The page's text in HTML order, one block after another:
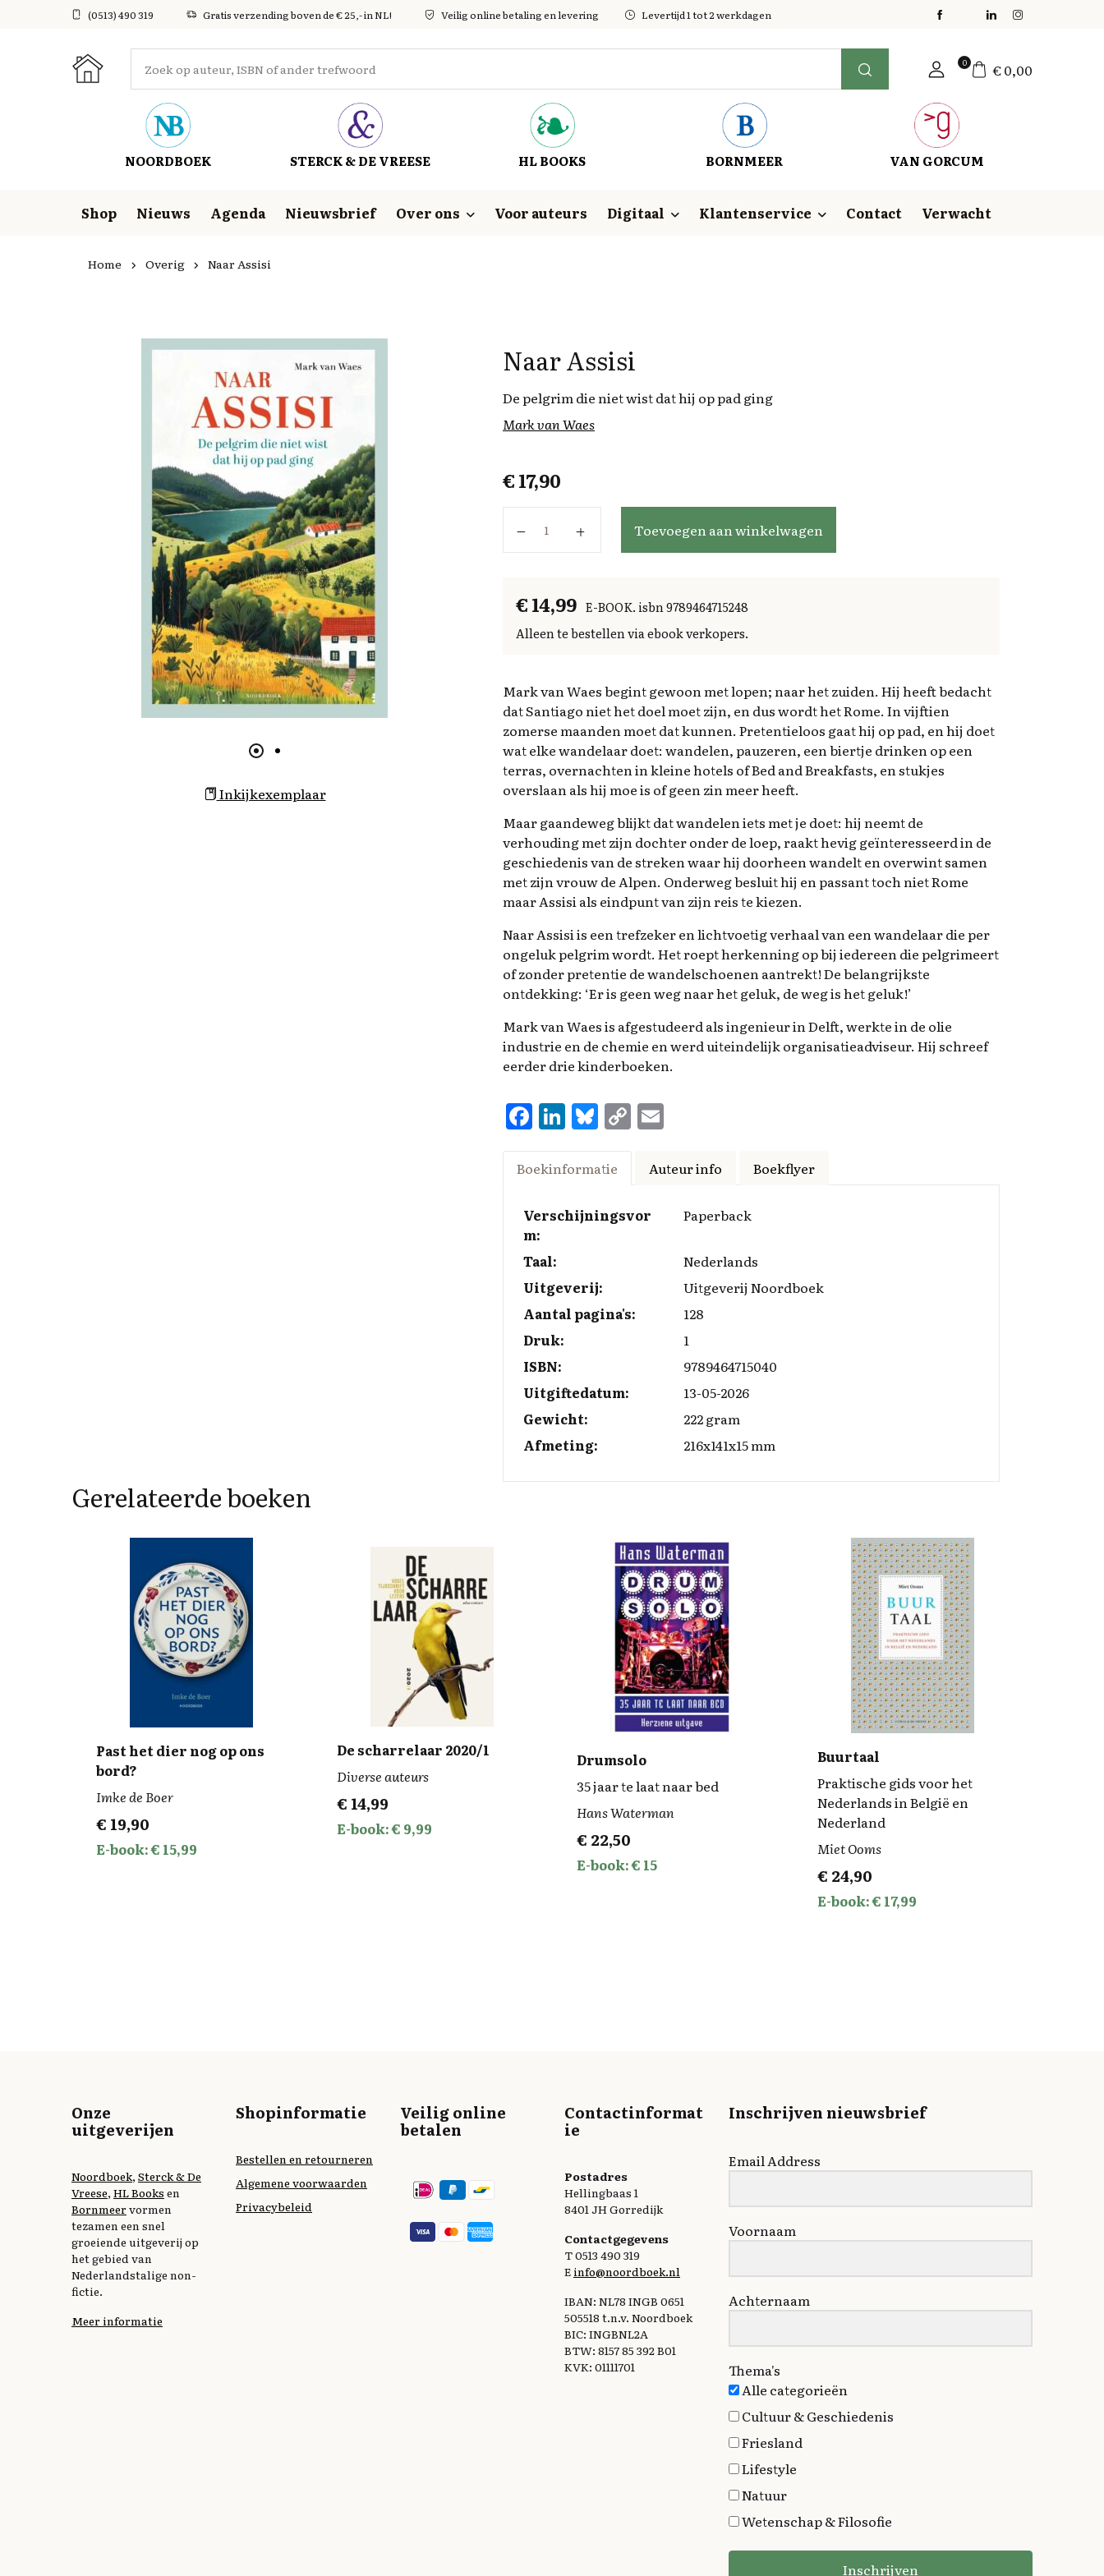
(0513) 490 319 Gratis verzending boven de € 25,- in NL! Veilig online betaling en levering Levertijd 1 tot 2 werkdagen
0 €0,00
NOORDBOEK STERCK & DE VREESE HL BOOKS BORNMEER VAN GORCUM
Shop Nieuws Agenda Nieuwsbrief Over ons Voor auteurs Digitaal Klantenservice Contact Verwacht
Home Overig Naar Assisi
Inkijkexemplaar
Naar Assisi
De pelgrim die niet wist dat hij op pad ging
Mark van Waes
€17,90
Toevoegen aan winkelwagen
€ 14,99 E-BOOK. isbn 9789464715248
Alleen te bestellen via ebook verkopers.
Mark van Waes begint gewoon met lopen; naar het zuiden. Hij heeft bedacht
dat Santiago niet het doel moet zijn, en dus wordt het Rome. In vijftien
zomerse maanden moet dat kunnen. Pretentieloos gaat hij op pad, en hij doet
wat elke wandelaar doet: wandelen, pauzeren, een biertje drinken op een
terras, overnachten in kleine hotels of Bed and Breakfasts, en stukjes
overslaan als hij moe is of geen zin meer heeft.
Maar gaandeweg blijkt dat wandelen iets met je doet: hij neemt de
verhouding met zijn dochter onder de loep, raakt hevig geïnteresseerd in de
geschiedenis van de streken waar hij doorheen wandelt en overwint samen
met zijn vrouw de Alpen. Onderweg besluit hij en passant toch niet Rome
maar Assisi als eindpunt van zijn reis te kiezen.
Naar Assisi is een trefzeker en lichtvoetig verhaal van een wandelaar die per
ongeluk pelgrim wordt. Het roept herkenning op bij iedereen die pelgrimeert
of zonder pretentie de wandelschoenen aantrekt! De belangrijkste
ontdekking: ‘Er is geen weg naar het geluk, de weg is het geluk!’
Mark van Waes is afgestudeerd als ingenieur in Delft, werkte in de olie
industrie en de chemie en werd uiteindelijk organisatieadviseur. Hij schreef
eerder drie kinderboeken.
F
a
ce
o
o
k
Li
n
k
d
Bl
u
es
y
C
o
y
Li
ai
Boekinformatie Auteur info Boekflyer
Verschijningsvor
m:
Paperback
Taal:
Nederlands
Uitgeverij:
Uitgeverij Noordboek
Aantal pagina's:
128
Druk:
1
ISBN:
9789464715040
Uitgiftedatum:
13-05-2026
Gewicht:
222 gram
Afmeting:
216x141x15 mm
Gerelateerde boeken
Past het dier nog op ons
bord?
Imke de Boer
€ 19,90
E-book: € 15,99
De scharrelaar 2020/1
Diverse auteurs
€ 14,99
E-book: € 9,99
Drumsolo
35 jaar te laat naar bed
Hans Waterman
€ 22,50
E-book: € 15
Buurtaal
Praktische gids voor het
Nederlands in België en
Nederland
Miet Ooms
€ 24,90
E-book: € 17,99
Onze
uitgeverijen
Noordboek, Sterck & De
Vreese, HL Books en
Bornmeervormen
tezamen een snel
groeiende uitgeverij op
het gebied van
Nederlandstalige non-
fictie.
Meer informatie
Shopinformatie
Bestellen en retourneren
Algemene voorwaarden
Privacybeleid
Veilig online
betalen
Contactinformat
ie
Postadres
Hellingbaas 1
8401 JH Gorredijk
Contactgegevens
T 0513 490 319
E info@noordboek.nl
IBAN: NL78 INGB 0651
505518 t.n.v. Noordboek
BIC: INGBNL2A
BTW: 8157 85 392 B01
KVK: 01111701
Inschrijven nieuwsbrief
Email Address
Voornaam
Achternaam
Thema's
Alle categorieën
Cultuur & Geschiedenis
Friesland
Lifestyle
Natuur
Wetenschap & Filosofie
Inschrijven